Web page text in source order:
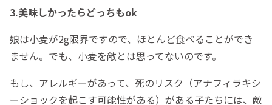
3.美味しかったらどっちもok
娘は小麦が2g限界ですので、ほとんど食べることができ
ません。でも、小麦を敵とは思ってないのです。
もし、アレルギーがあって、死のリスク（アナフィラキシ
ーショックを起こす可能性がある）がある子たちには、敵